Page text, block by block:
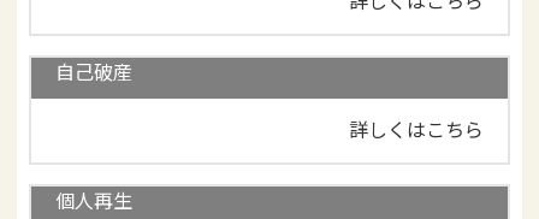
自己破産
詳しくはこちら
個人再生